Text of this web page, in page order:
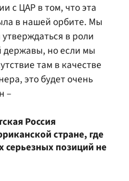
с ЦАР в том, что эта
в нашей орбите. Мы
в роли
державы, но если мы
там в качестве
это будет очень
–
Россия
стране, где
серьезных позиций не